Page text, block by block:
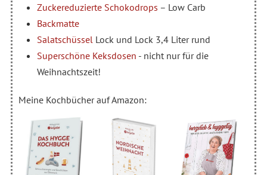
Zuckereduzierte Schokodrops – Low Carb
Backmatte
Salatschüssel Lock und Lock 3,4 Liter rund
Superschöne Keksdosen - nicht nur für die
Weihnachtszeit!
Meine Kochbücher auf Amazon: